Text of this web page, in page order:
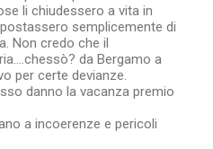
li chiudessero a vita in
semplicemente di
Non credo che il
da Bergamo a
per certe devianze.
danno la vacanza premio
a incoerenze e pericoli